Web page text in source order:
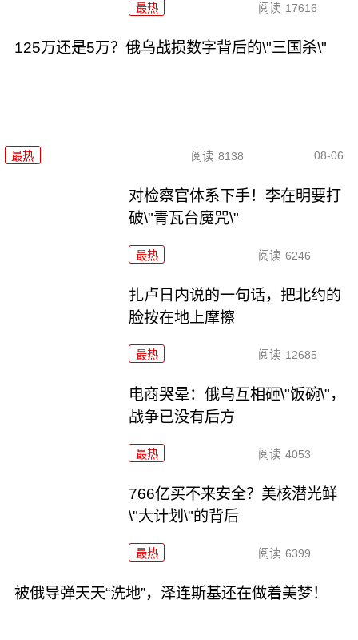
最热 阅读 17616
125万还是5万？俄乌战损数字背后的\"三国杀\"
最热 阅读 8138 08-06
对检察官体系下手！李在明要打
破\"青瓦台魔咒\"
最热 阅读 6246
扎卢日内说的一句话，把北约的
脸按在地上摩擦
最热 阅读 12685
电商哭晕：俄乌互相砸\"饭碗\"，
战争已没有后方
最热 阅读 4053
766亿买不来安全？美核潜光鲜
\"大计划\"的背后
最热 阅读 6399
被俄导弹天天“洗地”，泽连斯基还在做着美梦！